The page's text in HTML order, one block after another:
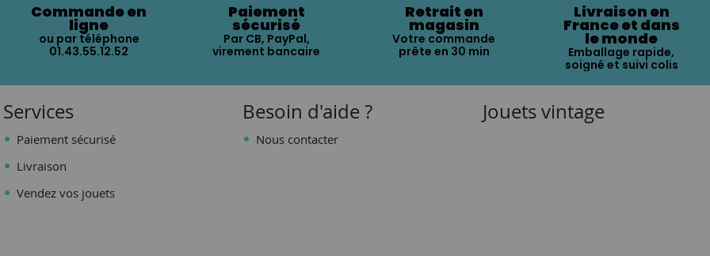
Commande en
ligne
ou par téléphone
01.43.55.12.52
Paiement
sécurisé
Par CB, PayPal,
virement bancaire
Retrait en
magasin
Votre commande
prête en 30 min
Livraison en
France et dans
le monde
Emballage rapide,
soigné et suivi colis
Services
Paiement sécurisé
Livraison
Vendez vos jouets
Besoin d'aide ?
Nous contacter
Jouets vintage